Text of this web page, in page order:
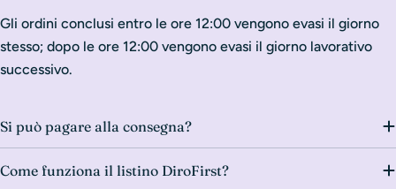
Gli ordini conclusi entro le ore 12:00 vengono evasi il giorno
stesso; dopo le ore 12:00 vengono evasi il giorno lavorativo
successivo.
Si può pagare alla consegna?
Come funziona il listino DiroFirst?